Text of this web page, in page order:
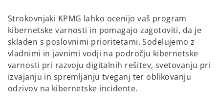
Strokovnjaki KPMG lahko ocenijo vaš program
kibernetske varnosti in pomagajo zagotoviti, da je
skladen s poslovnimi prioritetami. Sodelujemo z
vladnimi in javnimi vodji na področju kibernetske
varnosti pri razvoju digitalnih rešitev, svetovanju pri
izvajanju in spremljanju tveganj ter oblikovanju
odzivov na kibernetske incidente.